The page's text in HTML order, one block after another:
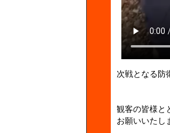
次戦となる防
観客の皆様と
お願いいたし